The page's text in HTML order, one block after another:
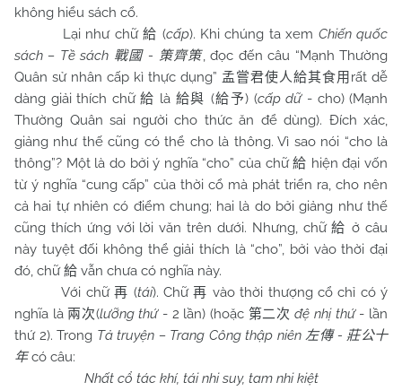
không hiểu sách cổ.
Lại như chữ 給 (cấp). Khi chúng ta xem Chiến quốc
sách – Tề sách 戰國- 策齊策, đọc đến câu “Mạnh Thường
Quân sử nhân cấp kì thực dụng” 孟嘗君使人給其食用 rất dễ
dàng giải thích chữ給 là 給與 (給予) (cấp dữ- cho) (Mạnh
Thường Quân sai người cho thức ăn để dùng). Đích xác,
giảng như thế cũng có thể cho là thông. Vì sao nói “cho là
thông”? Một là do bởi ý nghĩa “cho” của chữ給 hiện đại vốn
từ ý nghĩa “cung cấp” của thời cổ mà phát triển ra, cho nên
cả hai tự nhiên có điểm chung; hai là do bởi giảng như thế
cũng thích ứng với lời văn trên dưới. Nhưng, chữ給 ở câu
này tuyệt đối không thể giải thích là “cho”, bởi vào thời đại
đó, chữ給 vẫn chưa có nghĩa này.
Với chữ 再 (tái). Chữ再 vào thời thượng cổ chỉ có ý
nghĩa là兩次(lưỡng thứ- 2 lần) (hoặc 第二次 đệ nhị thứ- lần
thứ 2). Trong Tả truyện – Trang Công thập niên 左傳- 莊公十
年có câu:
Nhất cổ tác khí, tái nhi suy, tam nhi kiệt